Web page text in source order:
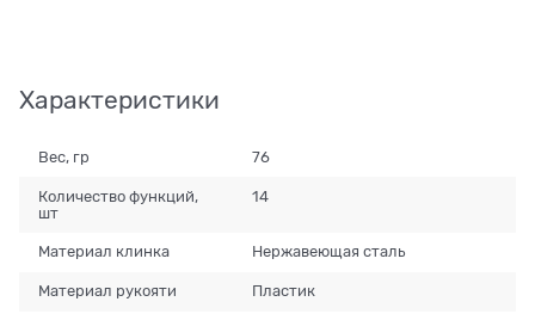
Характеристики
Вес, гр 76
Количество функций,
шт
14
Материал клинка Нержавеющая сталь
Материал рукояти Пластик